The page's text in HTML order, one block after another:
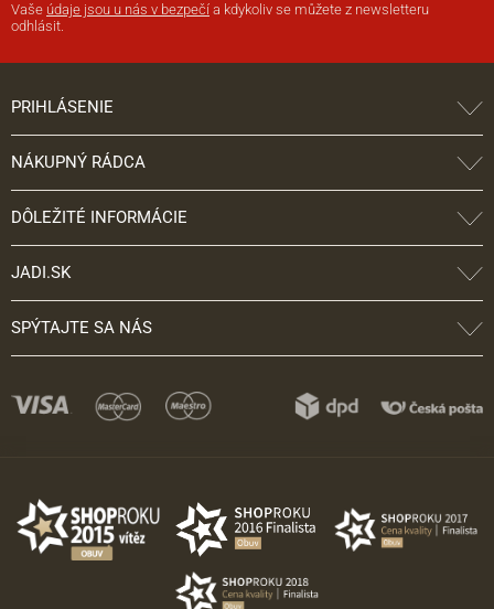
Vaše údaje jsou u nás v bezpečí a kdykoliv se můžete z newsletteru
odhlásit.
PRIHLÁSENIE
NÁKUPNÝ RÁDCA
DÔLEŽITÉ INFORMÁCIE
JADI.SK
SPÝTAJTE SA NÁS